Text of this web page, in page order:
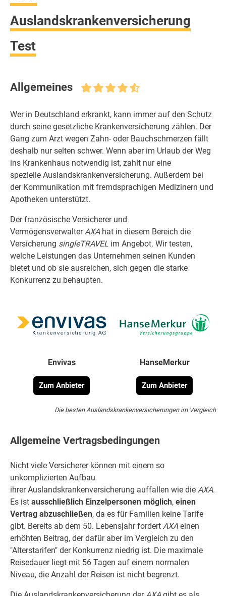
Auslandskrankenversicherung
Test
Allgemeines
Wer in Deutschland erkrankt, kann immer auf den Schutz
durch seine gesetzliche Krankenversicherung zählen. Der
Gang zum Arzt wegen Zahn- oder Bauchschmerzen fällt
deshalb nur selten schwer. Wenn aber im Urlaub der Weg
ins Krankenhaus notwendig ist, zahlt nur eine
spezielle Auslandskrankenversicherung. Außerdem bei
der Kommunikation mit fremdsprachigen Medizinern und
Apotheken unterstützt.
Der französische Versicherer und
VermögensverwalterAXA hat in diesem Bereich die
Versicherung singleTRAVEL im Angebot. Wir testen,
welche Leistungen das Unternehmen seinen Kunden
bietet und ob sie ausreichen, sich gegen die starke
Konkurrenz zu behaupten.
Envivas
Zum Anbieter
HanseMerkur
Zum Anbieter
Die besten Auslandskrankenversicherungen im Vergleich
Allgemeine Vertragsbedingungen
Nicht viele Versicherer können mit einem so
unkomplizierten Aufbau
ihrer Auslandskrankenversicherung auffallen wie die AXA.
Es ist ausschließlich Einzelpersonen möglich, einen
Vertrag abzuschließen, da es für Familien keine Tarife
gibt. Bereits ab dem 50. Lebensjahr fordert AXA einen
erhöhten Beitrag, der dafür aber im Vergleich zu den
"Alterstarifen" der Konkurrenz niedrig ist. Die maximale
Reisedauer liegt mit 56 Tagen auf einem normalen
Niveau, die Anzahl der Reisen ist nicht begrenzt.